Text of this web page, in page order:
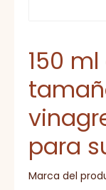
150
para
Marca del